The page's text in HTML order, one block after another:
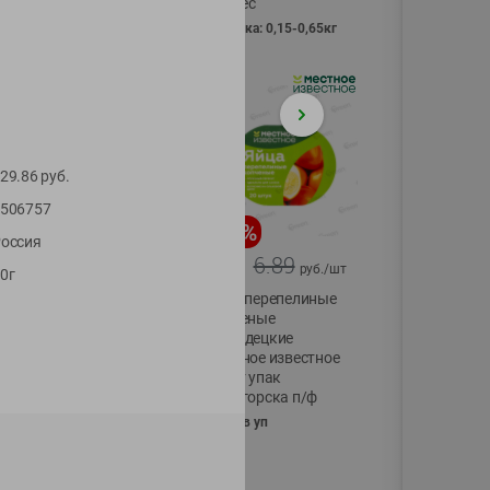
фасовка: 0,15-0,65кг
-17
%
6.89 руб./шт
Яйца перепелиные
копченые
Молодецкие
Местное известное
20 шт упак
Солигорска п/ф
20шт в уп
руб.